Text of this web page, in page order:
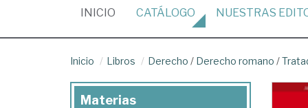
INICIO (CURRENT)
CATÁLOGO NUESTRAS
Inicio Libros Derecho / Derecho romano /
Materias